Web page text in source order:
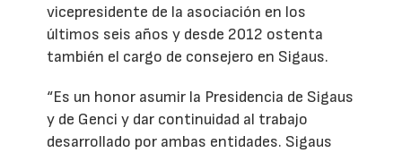
vicepresidente de la asociación en los
últimos seis años y desde 2012 ostenta
también el cargo de consejero en Sigaus.
“Es un honor asumir la Presidencia de Sigaus
y de Genci y dar continuidad al trabajo
desarrollado por ambas entidades. Sigaus